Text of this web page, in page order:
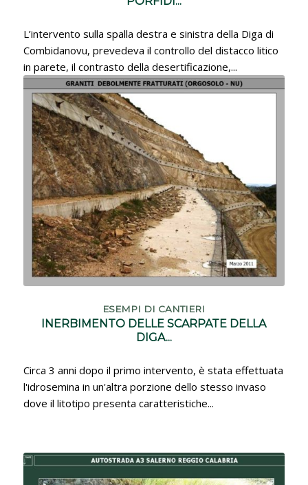
L’intervento sulla spalla destra e sinistra della Diga di
Combidanovu, prevedeva il controllo del distacco litico
in parete, il contrasto della desertificazione,...
ESEMPI DI CANTIERI
INERBIMENTO DELLE SCARPATE DELLA
DIGA...
Circa 3 anni dopo il primo intervento, è stata effettuata
l'idrosemina in un'altra porzione dello stesso invaso
dove il litotipo presenta caratteristiche...